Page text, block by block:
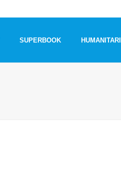
SUPERBOOK